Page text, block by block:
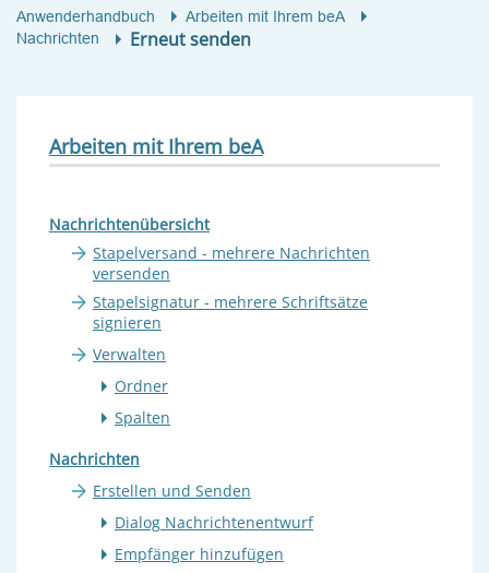
Anwenderhandbuch
Arbeiten mit Ihrem beA
Nachrichten
Erneut senden
Arbeiten mit Ihrem beA
Nachrichtenübersicht
Stapelversand - mehrere Nachrichten
versenden
Stapelsignatur - mehrere Schriftsätze
signieren
Verwalten
Ordner
Spalten
Nachrichten
Erstellen und Senden
Dialog Nachrichtenentwurf
Empfänger hinzufügen